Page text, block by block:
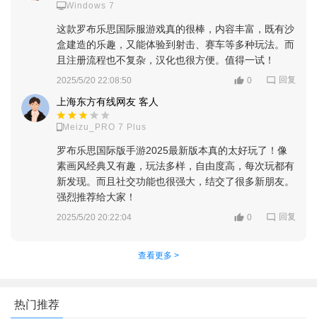
Windows 7
这款罗布乐思国际服游戏真的很棒，内容丰富，既有沙
盒建造的乐趣，又能体验到射击、赛车等多种玩法。而
且注册流程也不复杂，汉化也很方便。值得一试！
2025/5/20 22:08:50 0 回复
上海东方有线网友 客人
Meizu_PRO 7 Plus
罗布乐思国际版手游2025最新版本真的太好玩了！像
素画风经典又有趣，玩法多样，自由度高，每次玩都有
新发现。而且社交功能也很强大，结交了很多新朋友。
强烈推荐给大家！
2025/5/20 20:22:04 0 回复
查看更多 >
热门推荐